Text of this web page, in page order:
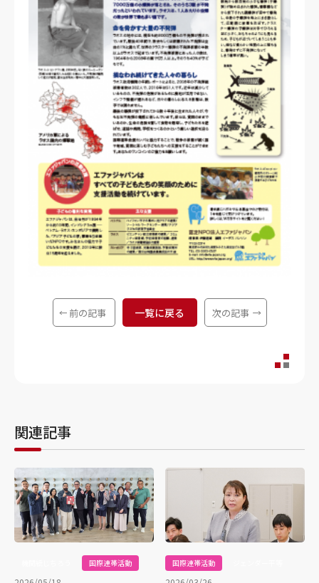
前の記事 一覧に戻る 次の記事
関連記事
国際連帯活動 国際連帯活動